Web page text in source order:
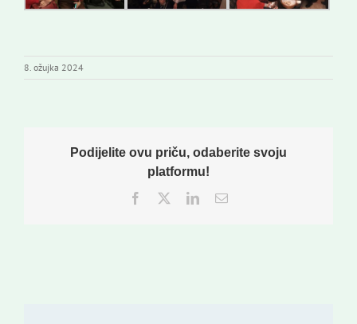
8. ožujka 2024
Podijelite ovu priču, odaberite svoju
platformu!
Facebook
TwitterLinkedInEmail: